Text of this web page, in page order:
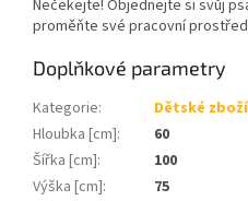
Nečekejte! Objednejte si svůj
proměňte své pracovní
Doplňkové parametry
Kategorie:
Dětské zboží
Hloubka [cm]:
60
Šířka [cm]:
100
Výška [cm]:
75